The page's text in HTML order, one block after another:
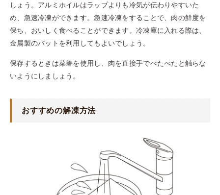
しょう。アルミホイルはラップよりも冷気が伝わりやすいた
め、急速冷凍ができます。急速冷凍をすることで、肉の鮮度を
保ち、おいしく食べることができます。冷凍庫に入れる際は、
金属製のバットを利用してもよいでしょう。
保存するときは菜箸を使用し、肉を直接手でべたべたと触らな
いようにしましょう。
おすすめの解凍方法